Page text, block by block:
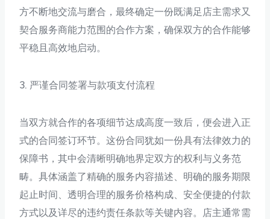
方不断地交流与磨合，最终确定一份既满足店主需求又
契合服务商能力范围的合作方案，确保双方的合作能够
平稳且高效地启动。
3. 严谨合同签署与款项支付流程
当双方就合作的各项细节达成高度一致后，便会进入正
式的合同签订环节。这份合同犹如一份具有法律效力的
保障书，其中会清晰明确地界定双方的权利与义务范
畴。具体涵盖了精确的服务内容描述、明确的服务期限
起止时间、透明合理的服务价格构成、安全便捷的付款
方式以及详尽的违约责任条款等关键内容。店主通常需